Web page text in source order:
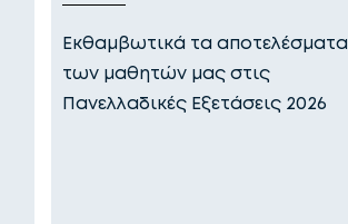
Εκθαμβωτικά τα αποτελέσματα
των μαθητών μας στις
Πανελλαδικές Εξετάσεις 2026